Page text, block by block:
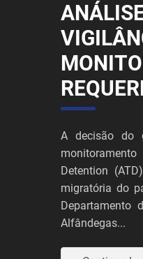
A decisão do
Detention
migratória do
Departamento
Alfândegas...